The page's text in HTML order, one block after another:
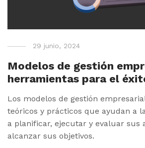
29 junio, 2024
Modelos de gestión
herramientas para el
Los modelos de gestión
teóricos y prácticos que ayudan a
a planificar, ejecutar y evaluar sus
alcanzar sus objetivos.